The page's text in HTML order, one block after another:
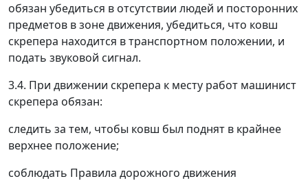
обязан убедиться в отсутствии людей и посторонних
предметов в зоне движения, убедиться, что ковш
скрепера находится в транспортном положении, и
подать звуковой сигнал.
3.4. При движении скрепера к месту работ машинист
скрепера обязан:
следить за тем, чтобы ковш был поднят в крайнее
верхнее положение;
соблюдать Правила дорожного движения